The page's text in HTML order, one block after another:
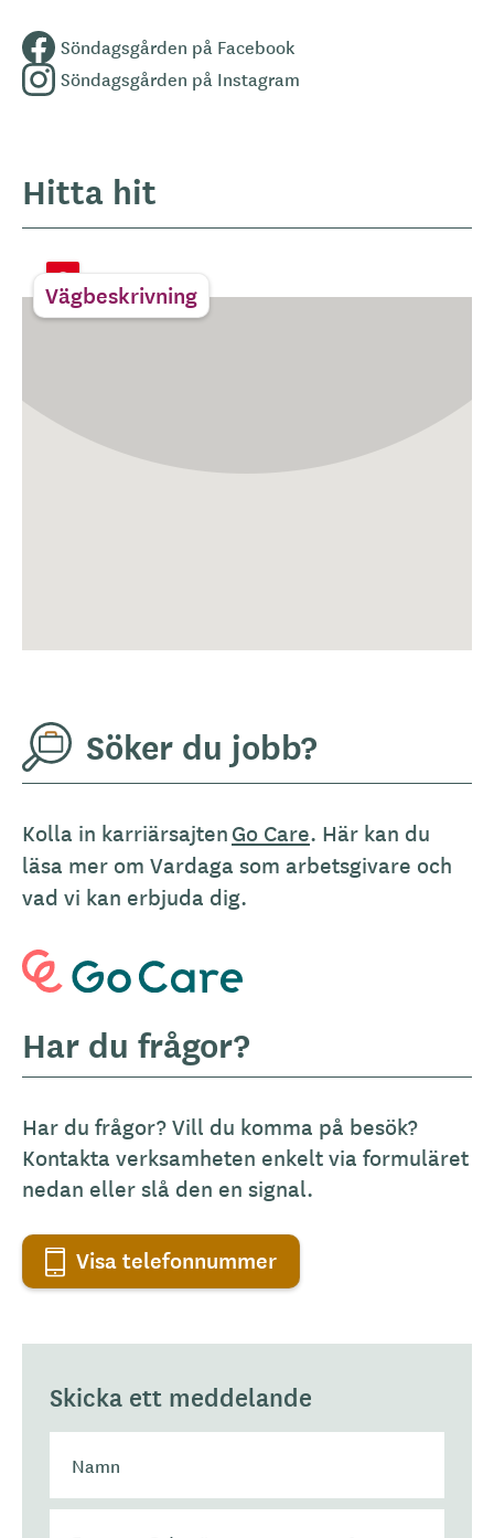
Söndagsgården på Facebook
Söndagsgården på Instagram
Hitta hit
Vägbeskrivning
Söker du jobb?
Kolla in karriärsajtenGo Care. Här kan du
läsa mer om Vardaga som arbetsgivare och
vad vi kan erbjuda dig.
Har du frågor?
Har du frågor? Vill du komma på besök?
Kontakta verksamheten enkelt via formuläret
nedan eller slå den en signal.
Visa telefonnummer
Skicka ett meddelande